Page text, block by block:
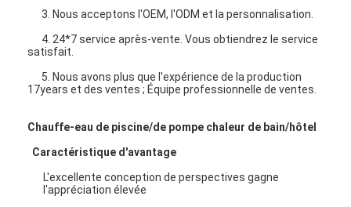
nous contacter
Nouvelles
Tous les cas
Discuter Maintenant
Ecer
3. Nous acceptons l'OEM, l'ODM et la personnalisation.
4. 24*7 service après-vente. Vous obtiendrez le service
satisfait.
5. Nous avons plus que l'expérience de la production
17years et des ventes ; Équipe professionnelle de ventes.
Chauffe-eau de piscine/de pompe chaleur de bain/hôtel
Caractéristique d'avantage
L'excellente conception de perspectives gagne
l'appréciation élevée